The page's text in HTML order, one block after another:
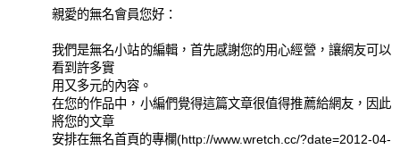
親愛的無名會員您好：
我們是無名小站的編輯，首先感謝您的用心經營，讓網友可以
看到許多實
用又多元的內容。
在您的作品中，小編們覺得這篇文章很值得推薦給網友，因此
將您的文章
安排在無名首頁的專欄(http://www.wretch.cc/?date=2012-04-